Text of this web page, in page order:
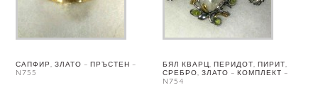
САПФИР, ЗЛАТО – ПРЪСТЕН –
N755
БЯЛ КВАРЦ, ПЕРИДОТ, ПИРИТ,
СРЕБРО, ЗЛАТО – КОМПЛЕКТ –
N754